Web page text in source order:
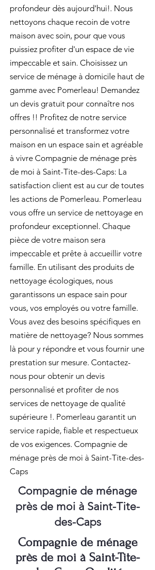
profondeur dès aujourd'hui!. Nous
nettoyons chaque recoin de votre
maison avec soin, pour que vous
puissiez profiter d'un espace de vie
impeccable et sain. Choisissez un
service de ménage à domicile haut de
gamme avec Pomerleau! Demandez
un devis gratuit pour connaître nos
offres !! Profitez de notre service
personnalisé et transformez votre
maison en un espace sain et agréable
à vivre Compagnie de ménage près
de moi à Saint-Tite-des-Caps: La
satisfaction client est au cur de toutes
les actions de Pomerleau. Pomerleau
vous offre un service de nettoyage en
profondeur exceptionnel. Chaque
pièce de votre maison sera
impeccable et prête à accueillir votre
famille. En utilisant des produits de
nettoyage écologiques, nous
garantissons un espace sain pour
vous, vos employés ou votre famille.
Vous avez des besoins spécifiques en
matière de nettoyage? Nous sommes
là pour y répondre et vous fournir une
prestation sur mesure. Contactez-
nous pour obtenir un devis
personnalisé et profiter de nos
services de nettoyage de qualité
supérieure !. Pomerleau garantit un
service rapide, fiable et respectueux
de vos exigences. Compagnie de
ménage près de moi à Saint-Tite-des-
Caps
Compagnie de ménage
près de moi à Saint-Tite-
des-Caps
Compagnie de ménage
près de moi à Saint-Tite-